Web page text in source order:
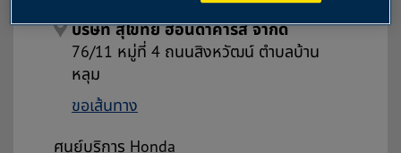
t
บริษัท สุโขทัย ฮอนด้าคาร์ส์ จำกัด
76/11 หมู่ที่ 4 ถนนสิงหวัฒน์ ตำบลบ้าน
หลุม
ขอเส้นทาง
ศูนย์บริการ Honda